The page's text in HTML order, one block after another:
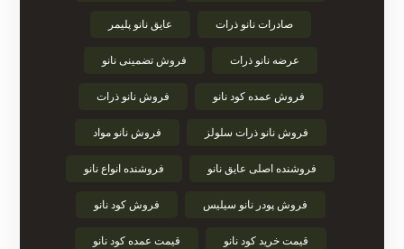
صادرات نانو ذرات عایق نانو پلیمر
عرضه نانو ذرات فروش تضمینی نانو
فروش عمده کود نانو فروش نانو ذرات
فروش نانو ذرات سلولز فروش نانو مواد
فروشنده اصلی عایق نانو فروشنده انواع نانو
فروش پودر نانو سیلیس فروش کود نانو
قیمت خرید کود نانو قیمت عمده کود نانو